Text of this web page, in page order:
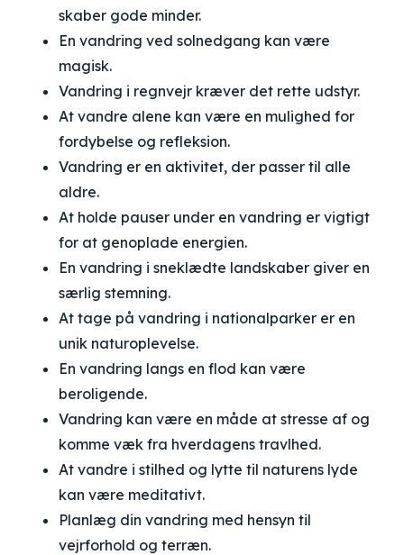
skaber gode minder.
En vandring ved solnedgang kan være
magisk.
Vandring i regnvejr kræver det rette udstyr.
At vandre alene kan være en mulighed for
fordybelse og refleksion.
Vandring er en aktivitet, der passer til alle
aldre.
At holde pauser under en vandring er vigtigt
for at genoplade energien.
En vandring i sneklædte landskaber giver en
særlig stemning.
At tage på vandring i nationalparker er en
unik naturoplevelse.
En vandring langs en flod kan være
beroligende.
Vandring kan være en måde at stresse af og
komme væk fra hverdagens travlhed.
At vandre i stilhed og lytte til naturens lyde
kan være meditativt.
Planlæg din vandring med hensyn til
vejrforhold og terræn.